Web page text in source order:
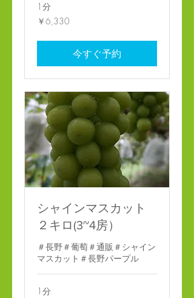
1分
6,330
円
￥6,330
今すぐ予約
シャインマスカット
２キロ(3~4房）
＃長野＃葡萄＃通販＃シャイン
マスカット＃長野パープル
1分